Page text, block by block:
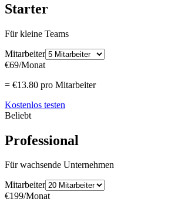
Starter
Für kleine Teams
Mitarbeiter
€69/Monat
= €13.80 pro Mitarbeiter
Kostenlos testen
Beliebt
Professional
Für wachsende Unternehmen
Mitarbeiter
€199/Monat